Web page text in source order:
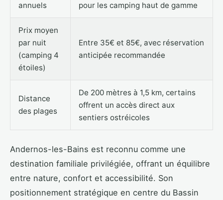
annuels
pour les camping haut de gamme
Prix moyen
par nuit
(camping 4
étoiles)
Entre 35€ et 85€, avec réservation
anticipée recommandée
Distance
des plages
De 200 mètres à 1,5 km, certains
offrent un accès direct aux
sentiers ostréicoles
Andernos-les-Bains est reconnu comme une
destination familiale privilégiée, offrant un équilibre
entre nature, confort et accessibilité. Son
positionnement stratégique en centre du Bassin